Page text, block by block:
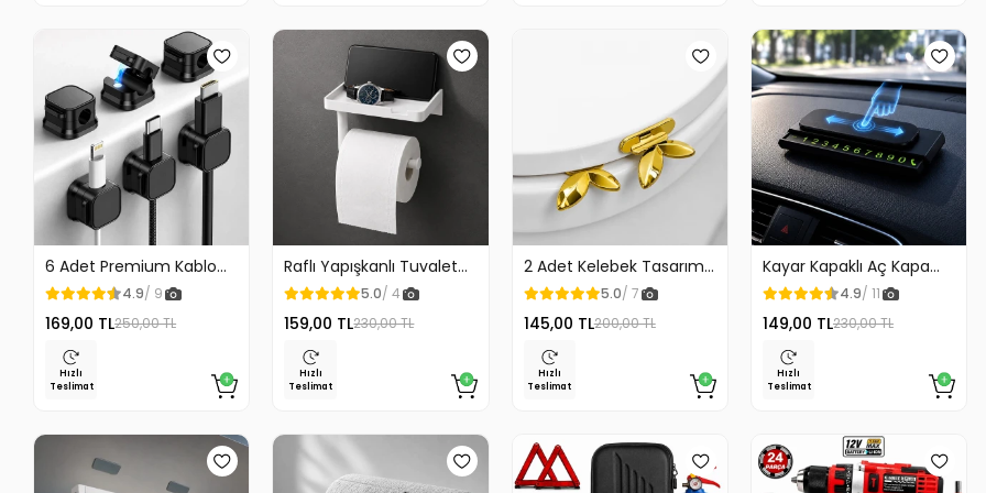
6 Adet Premium Kablo
Düzenleyici Kablo
Tutucu Mıknatıslı Kapak
Özellikli
4.9/ 9
169,00 TL250,00 TL
Hızlı
Teslimat
Raflı Yapışkanlı Tuvalet
Kağıdı Askılığı
5.0/ 4
159,00 TL230,00 TL
Hızlı
Teslimat
2 Adet Kelebek Tasarım
Klozet Kaldırma Aparatı
Gold Renk
5.0/ 7
145,00 TL200,00 TL
Hızlı
Teslimat
Kayar Kapaklı Aç Kapa
Araç Torpido Üstü
Fosforlu Numaratör Park
Numaratörü
4.9/ 11
149,00 TL230,00 TL
Hızlı
Teslimat